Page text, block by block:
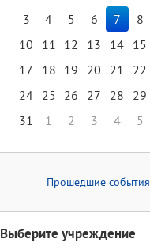
3
4 5 6 7 8
10
11 12 13 14 15
17
18 19 20 21 22
24 25 26 27 28 29
31
1 2 3 4 5
Прошедшие события
Выберите учреждение